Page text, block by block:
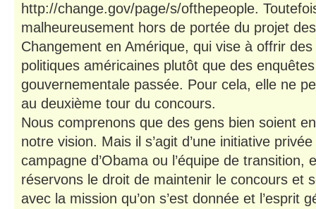
http://change.gov/page/s/ofthepeople.
malheureusement hors de portée du projet
Changement en Amérique, qui vise à offrir
politiques américaines plutôt que des enquêtes
gouvernementale passée. Pour cela, elle ne
au deuxième tour du concours.
Nous comprenons que des gens bien soient
notre vision. Mais il s’agit d’une initiative
campagne d’Obama ou l’équipe de transition,
réservons le droit de maintenir le concours et
avec la mission qu’on s’est donnée et l’esprit